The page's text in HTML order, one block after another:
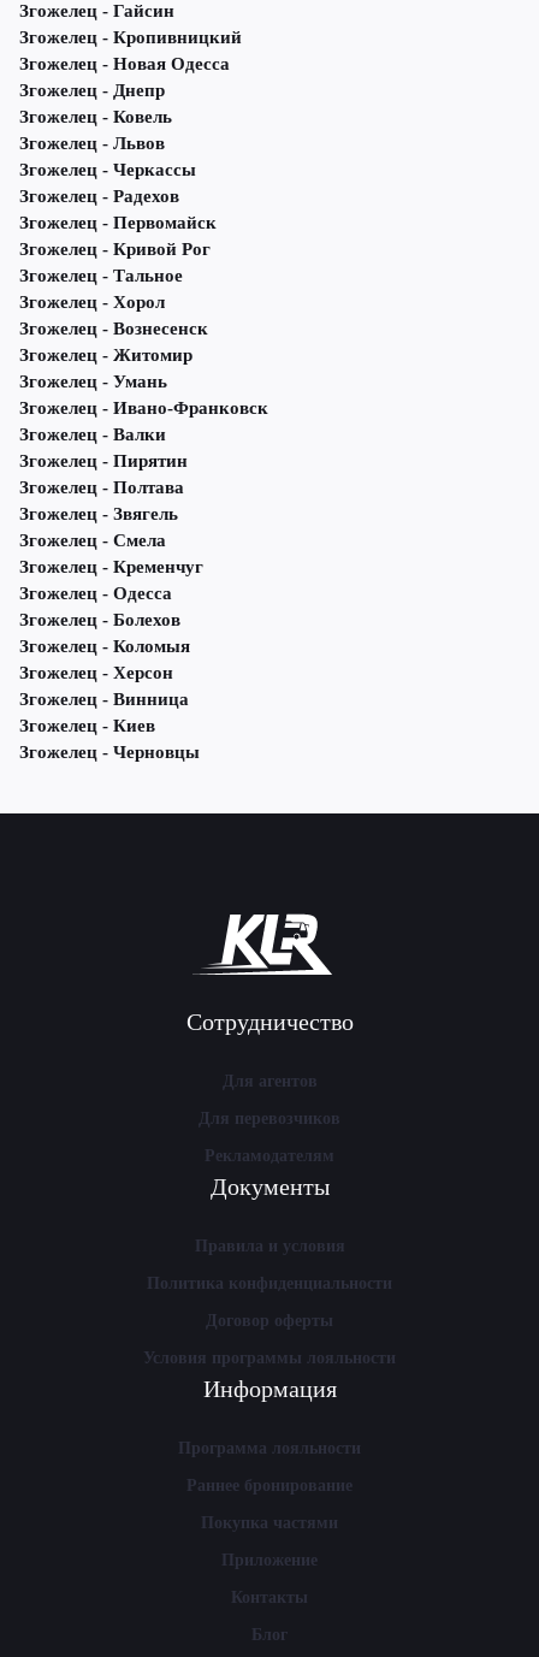
Згожелец - Гайсин
Згожелец - Кропивницкий
Згожелец - Новая Одесса
Згожелец - Днепр
Згожелец - Ковель
Згожелец - Львов
Згожелец - Черкассы
Згожелец - Радехов
Згожелец - Первомайск
Згожелец - Кривой Рог
Згожелец - Тальное
Згожелец - Хорол
Згожелец - Вознесенск
Згожелец - Житомир
Згожелец - Умань
Згожелец - Ивано-Франковск
Згожелец - Валки
Згожелец - Пирятин
Згожелец - Полтава
Згожелец - Звягель
Згожелец - Смела
Згожелец - Кременчуг
Згожелец - Одесса
Згожелец - Болехов
Згожелец - Коломыя
Згожелец - Херсон
Згожелец - Винница
Згожелец - Киев
Згожелец - Черновцы
Сотрудничество
Для агентов
Для перевозчиков
Рекламодателям
Документы
Правила и условия
Политика конфиденциальности
Договор оферты
Условия программы лояльности
Информация
Программа лояльности
Раннее бронирование
Покупка частями
Приложение
Контакты
Блог